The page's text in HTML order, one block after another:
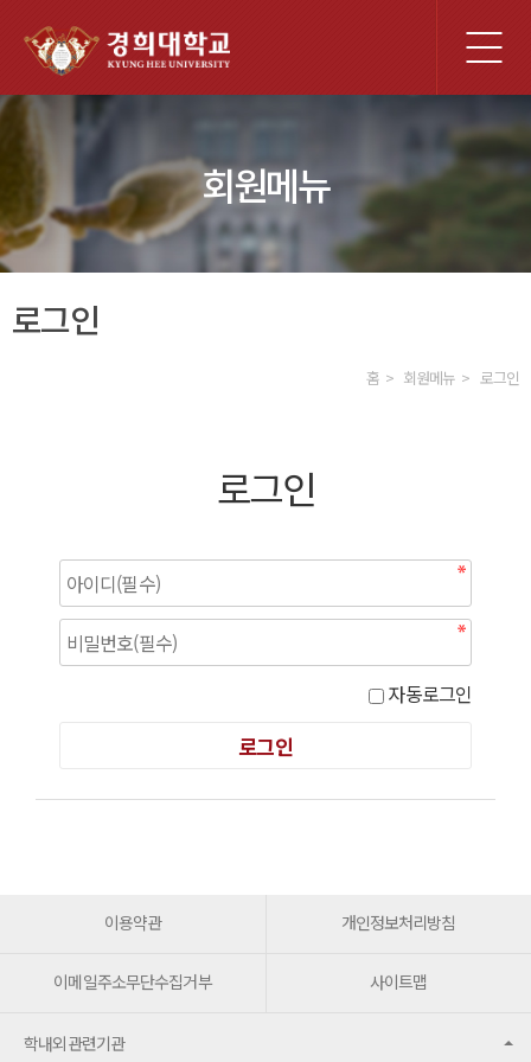
체
뉴
회원메뉴
로그인
홈 회원메뉴 로그인
로그인
자동로그인
이용약관 개인정보처리방침
이메일주소무단수집거부 사이트맵
학내외관련기관